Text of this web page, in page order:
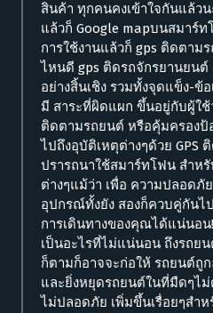
สินค้า ทุกคนคงเข้าใจกันแล้วน
แล้วก็ Google mapบนสมาร์ท
การใช้งานแล้วก็ gps ติดตาม
ไหนดี gps ติดรถจักรยานยน
อย่างสิ้นเชิง รวมทั้งจุดแข็ง-ข้
มี สาระที่ผิดแผก ขึ้นอยู่กับผู้ใช้
ติดตามรถยนต์ หรือคุ้มครองป้
ไปถึงอุบัติเหตุต่างๆด้วย GPS
ปรารถนาใช้สมาร์ทโฟน สำห
ต่างๆแม้ว่า เพื่อ ความปลอดภั
อุปกรณ์ทั้งยัง สองก็ควบคู่กันไ
การเดินทางของคุณได้แน่นอ
เป็นอะไรที่ไม่แน่นอน ถึงรถย
ก็ตามก็อาจจะก่อให้ รถยนต์ถู
และยิ่งหยุดรถยนต์ในที่มืดๆไม่
ไม่ปลอดภัย เพิ่มขึ้นเรื่อยๆสำ